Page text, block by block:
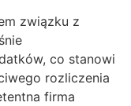
związku z
co stanowi
rozliczenia
firma